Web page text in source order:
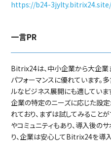
https://b24-
一言PR
Bitrix24は、中小企業から大企業
パフォーマンスに優れています。
ルなビジネス展開にも適していま
企業の特定のニーズに応じた設
れており、まずは試してみること
やコミュニティもあり、導入後の
り、企業は安心してBitrix24を導入